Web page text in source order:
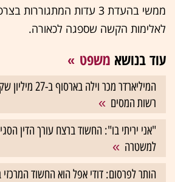
ממשי בהעדת 3 עדות
לאלימות הקשה שספגה לכאורה.
עוד בנושא משפט
המיליארדר מכר וילה
רשות המסים
"אני יריתי בו": החשוד ברצח עורך הדין
למשטרה
הותר לפרסום: דודי אפל הוא החשוד